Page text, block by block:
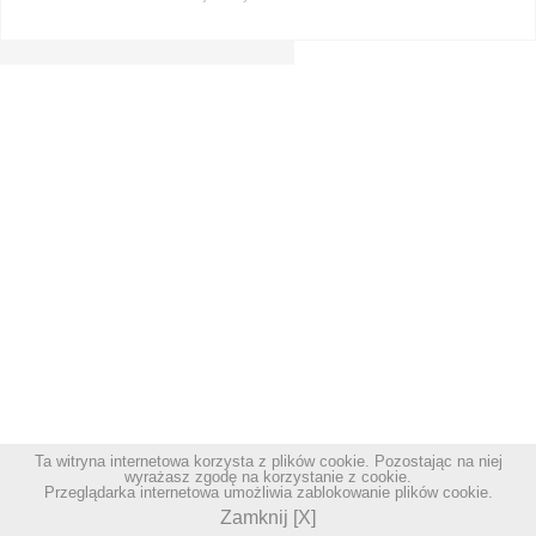
Ta witryna internetowa korzysta z plików cookie. Pozostając na niej
wyrażasz zgodę na korzystanie z cookie.
Przeglądarka internetowa umożliwia zablokowanie plików cookie.
Zamknij [X]